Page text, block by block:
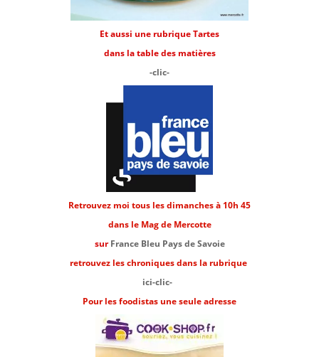
Et aussi une rubrique Tartes
dans la table des matières
-clic-
Retrouvez moi tous les dimanches à 10h 45
dans le Mag de Mercotte
sur France Bleu Pays de Savoie
retrouvez les chroniques dans la rubrique
ici-clic-
Pour les foodistas une seule adresse